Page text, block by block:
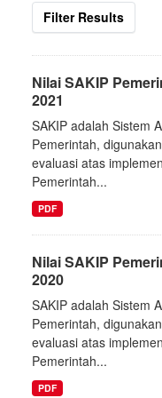
Filter Results
Nilai SAKIP
2021
SAKIP adalah Sistem
Pemerintah,
evaluasi atas
Pemerintah...
PDF
Nilai SAKIP
2020
SAKIP adalah Sistem
Pemerintah,
evaluasi atas
Pemerintah...
PDF